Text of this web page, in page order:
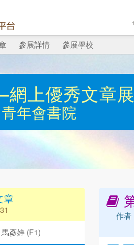
參展詳情 參展學校
上優秀文章
青年會書院
章
彥婷 (F1)
作者